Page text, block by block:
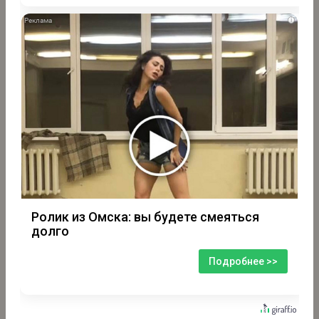
i
Ролик из Омска: вы будете смеяться
долго
Подробнее >>